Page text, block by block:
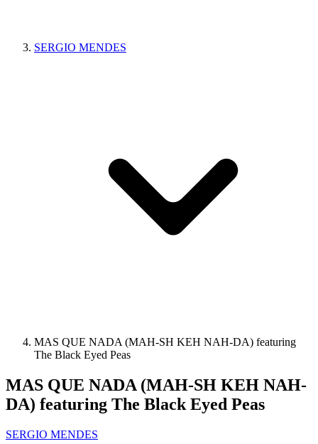
SERGIO MENDES
MAS QUE NADA (MAH-SH KEH NAH-DA) featuring
The Black Eyed Peas
MAS QUE NADA (MAH-SH KEH NAH-
DA) featuring The Black Eyed Peas
SERGIO MENDES